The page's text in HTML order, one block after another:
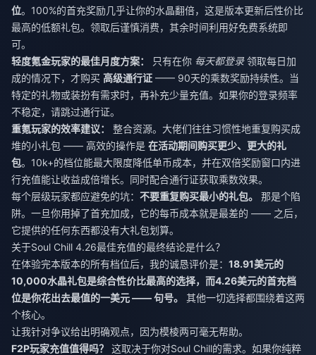
位。100%的首充奖励几乎让你的水晶翻倍，这是版本更新后性价比
最高的低额礼包。领取后谨慎消费，其余时间利用好免费系统即
可。
轻度氪金玩家的最佳月度方案：
只有在你 每天都登录领取每日加
成的情况下，才购买 高级通行证 —— 90天的乘数奖励持续性。当
特定的礼物或装扮有需求时，再补充少量充值。如果你的登录频率
不稳定，请跳过通行证。
重氪玩家的效率建议：
整合资源。大佬们往往习惯性地重复购买成
堆的小礼包 —— 高效的操作是 在活动期间购买更少、更大的礼
包。10k+的档位能最大限度降低单币成本，并在双倍奖励窗口内进
行充值能让收益成倍增长。同时配合通行证获取乘数效果。
每个层级玩家都应避免的坑： 不要重复购买最小的礼包。
那是个陷
阱。一旦你用掉了首充加成，它的每币成本就是最差的 —— 之后，
它提供的任何东西都没有大礼包划算。
关于Soul Chill 4.26最佳充值的最终结论是什么？
在体验完本版本的所有档位后，我的诚恳评价是： 18.91美元的
10,000水晶礼包是综合性价比最高的选择，而4.26美元的首充档
位是你花出去最值的一美元 —— 句号。
其他一切选择都围绕着这两
个核心。
让我针对争议给出明确观点，因为模棱两可毫无帮助。
F2P玩家充值值得吗？
这取决于你对Soul Chill的需求。如果你纯粹